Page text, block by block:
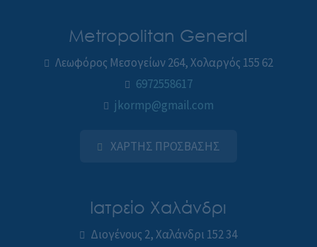
Metropolitan General
Λεωφόρος Μεσογείων 264, Χολαργός 155 62
6972558617
jkormp@gmail.com
ΧΑΡΤΗΣ ΠΡΟΣΒΑΣΗΣ
Ιατρείο Χαλάνδρι
Διογένους 2, Χαλάνδρι 152 34